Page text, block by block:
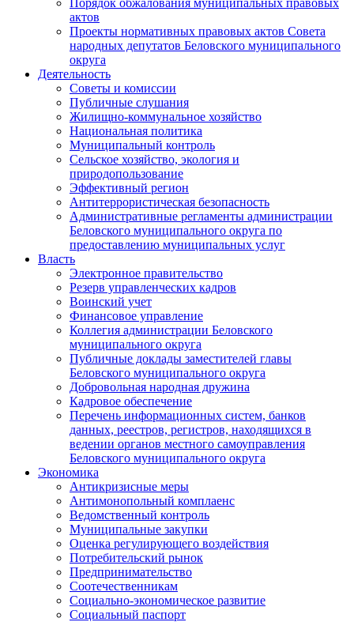
Порядок обжалования муниципальных правовых
актов
Проекты нормативных правовых актов Совета
народных депутатов Беловского муниципального
округа
Деятельность
Советы и комиссии
Публичные слушания
Жилищно-коммунальное хозяйство
Национальная политика
Муниципальный контроль
Сельское хозяйство, экология и
природопользование
Эффективный регион
Антитеррористическая безопасность
Административные регламенты администрации
Беловского муниципального округа по
предоставлению муниципальных услуг
Власть
Электронное правительство
Резерв управленческих кадров
Воинский учет
Финансовое управление
Коллегия администрации Беловского
муниципального округа
Публичные доклады заместителей главы
Беловского муниципального округа
Добровольная народная дружина
Кадровое обеспечение
Перечень информационных систем, банков
данных, реестров, регистров, находящихся в
ведении органов местного самоуправления
Беловского муниципального округа
Экономика
Антикризисные меры
Антимонопольный комплаенс
Ведомственный контроль
Муниципальные закупки
Оценка регулирующего воздействия
Потребительский рынок
Предпринимательство
Соотечественникам
Социально-экономическое развитие
Социальный паспорт